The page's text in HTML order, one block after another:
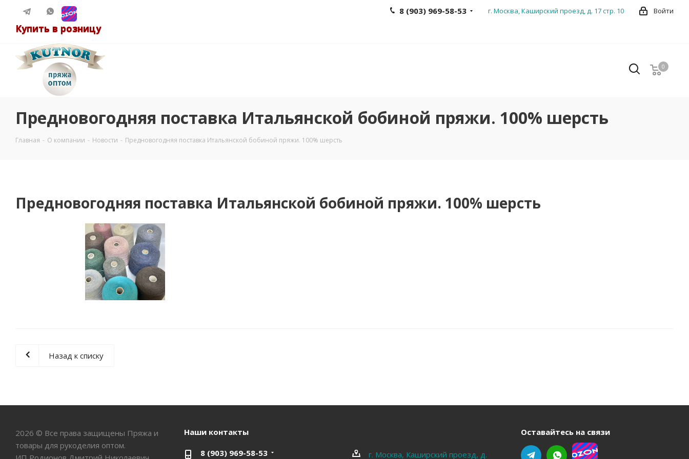
Купить в розницу
Войти
г. Москва, Каширский проезд, д. 17 стр. 10
8 (903) 969-58-53
0
0
Предновогодняя поставка Итальянской бобиной пряжи. 100% шерсть
Главная - О компании - Новости - Предновогодняя поставка Итальянской бобиной пряжи. 100% шерсть
Предновогодняя поставка Итальянской бобиной пряжи. 100% шерсть
Назад к списку
2026 © Все права защищены Пряжа и
товары для рукоделия оптом.
Наши контакты
8 (903) 969-58-53 г. Москва, Каширский проезд, д.
Оставайтесь на связи